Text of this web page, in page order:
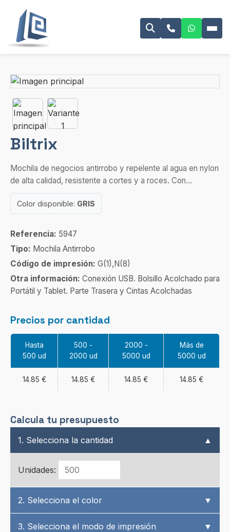
Biltrix
Mochila de negocios antirrobo y repelente al agua en nylon
de alta calidad, resistente a cortes y a roces. Con...
Color disponible: GRIS
Referencia: 5947
Tipo: Mochila Antirrobo
Código de impresión: G(1),N(8)
Otra información: Conexión USB. Bolsillo Acolchado para
Portátil y Tablet. Parte Trasera y Cintas Acolchadas
Precios por cantidad
Hasta
500 ud
500 -
2000 ud
2000 -
5000 ud
Más de
5000 ud
14.85 € 14.85 € 14.85 € 14.85 €
Calcula tu presupuesto
1. Selecciona la cantidad ▲
Unidades:
2. Selecciona el color ▼
3. Selecciona el modo de impresión ▼